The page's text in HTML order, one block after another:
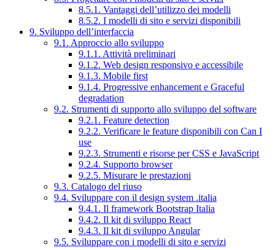
8.5.1. Vantaggi dell’utilizzo dei modelli
8.5.2. I modelli di sito e servizi disponibili
9. Sviluppo dell’interfaccia
9.1. Approccio allo sviluppo
9.1.1. Attività preliminari
9.1.2. Web design responsivo e accessibile
9.1.3. Mobile first
9.1.4. Progressive enhancement e Graceful
degradation
9.2. Strumenti di supporto allo sviluppo del software
9.2.1. Feature detection
9.2.2. Verificare le feature disponibili con Can I
use
9.2.3. Strumenti e risorse per CSS e JavaScript
9.2.4. Supporto browser
9.2.5. Misurare le prestazioni
9.3. Catalogo del riuso
9.4. Sviluppare con il design system .italia
9.4.1. Il framework Bootstrap Italia
9.4.2. Il kit di sviluppo React
9.4.3. Il kit di sviluppo Angular
9.5. Sviluppare con i modelli di sito e servizi